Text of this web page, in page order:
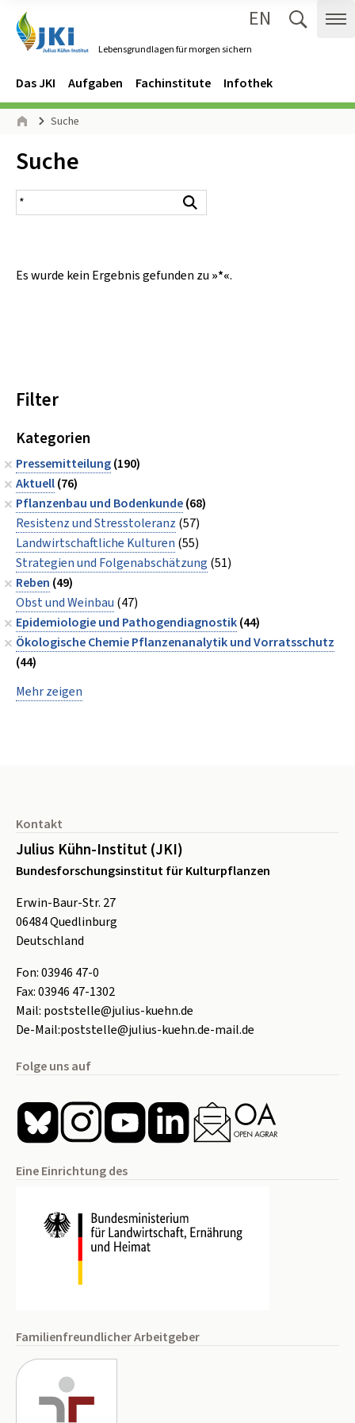
Lebensgrundlagen für morgen sichern
EN
Navigation
Hauptmenü
Das JKI Aufgaben Fachinstitute Infothek
Seitenpfad
Suche
Inhalt:
Suche
Suchergebnis
Es wurde kein Ergebnis gefunden zu »*«.
Filter
Kategorien
Pressemitteilung(190)
Aktuell(76)
Pflanzenbau und Bodenkunde(68)
Resistenz und Stresstoleranz (57)
Landwirtschaftliche Kulturen (55)
Strategien und Folgenabschätzung (51)
Reben (49)
Obst und Weinbau (47)
Epidemiologie und Pathogendiagnostik(44)
Ökologische Chemie Pflanzenanalytik und Vorratsschutz
(44)
Mehr zeigen
Kontakt
Julius Kühn-Institut (JKI)
Bundesforschungsinstitut für Kulturpflanzen
Erwin-Baur-Str. 27
06484Quedlinburg
Deutschland
Fon:03946 47-0
Fax:03946 47-1302
Mail: poststelle@julius-kuehn.de
De-Mail:poststelle@julius-kuehn.de-mail.de
Folge uns auf
Eine Einrichtung des
Familienfreundlicher Arbeitgeber